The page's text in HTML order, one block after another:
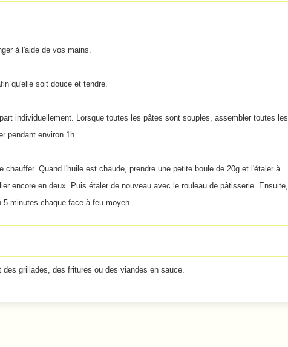
à l'aide de vos mains.
qu'elle soit douce et tendre.
individuellement. Lorsque toutes les pâtes sont souples, assembler toutes les
pendant environ 1h.
Quand l'huile est chaude, prendre une petite boule de 20g et l'étaler à
encore en deux. Puis étaler de nouveau avec le rouleau de pâtisserie. Ensuite,
minutes chaque face à feu moyen.
grillades, des fritures ou des viandes en sauce.